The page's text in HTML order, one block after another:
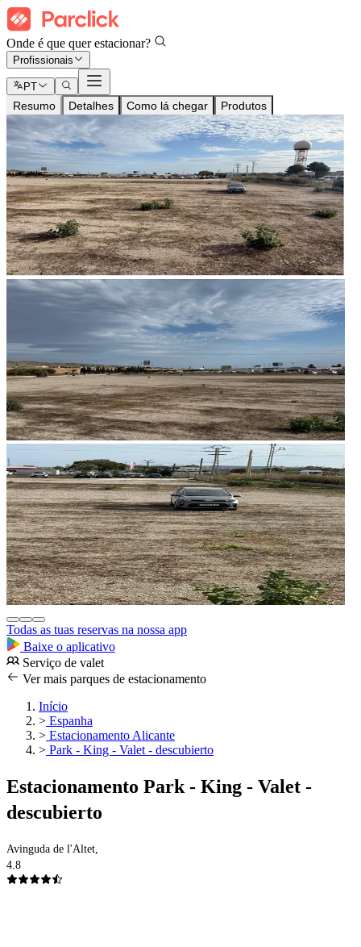
Onde é que quer estacionar?
Profissionais
PT
Resumo Detalhes Como lá chegar Produtos
Todas as tuas reservas na nossa app
Baixe o aplicativo
Serviço de valet
Ver mais parques de estacionamento
Início
> Espanha
> Estacionamento Alicante
> Park - King - Valet - descubierto
Estacionamento Park - King - Valet -
descubierto
Avinguda de l'Altet,
4.8